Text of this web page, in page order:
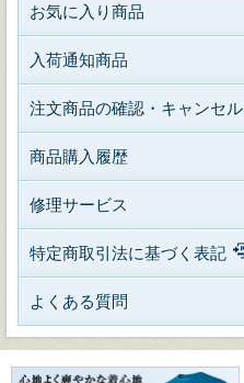
お気に入り商品
入荷通知商品
注文商品の確認・キャンセル
商品購入履歴
修理サービス
特定商取引法に基づく表記
よくある質問